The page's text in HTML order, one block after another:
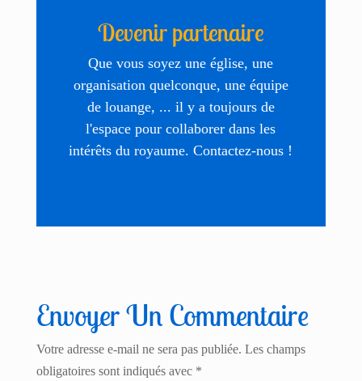
Devenir partenaire
Que vous soyez une église, une
organisation quelconque, une équipe
de louange, ... il y a toujours de
l'espace pour collaborer dans les
intérêts du royaume. Contactez-nous !
Envoyer Un Commentaire
Votre adresse e-mail ne sera pas publiée. Les champs
obligatoires sont indiqués avec *